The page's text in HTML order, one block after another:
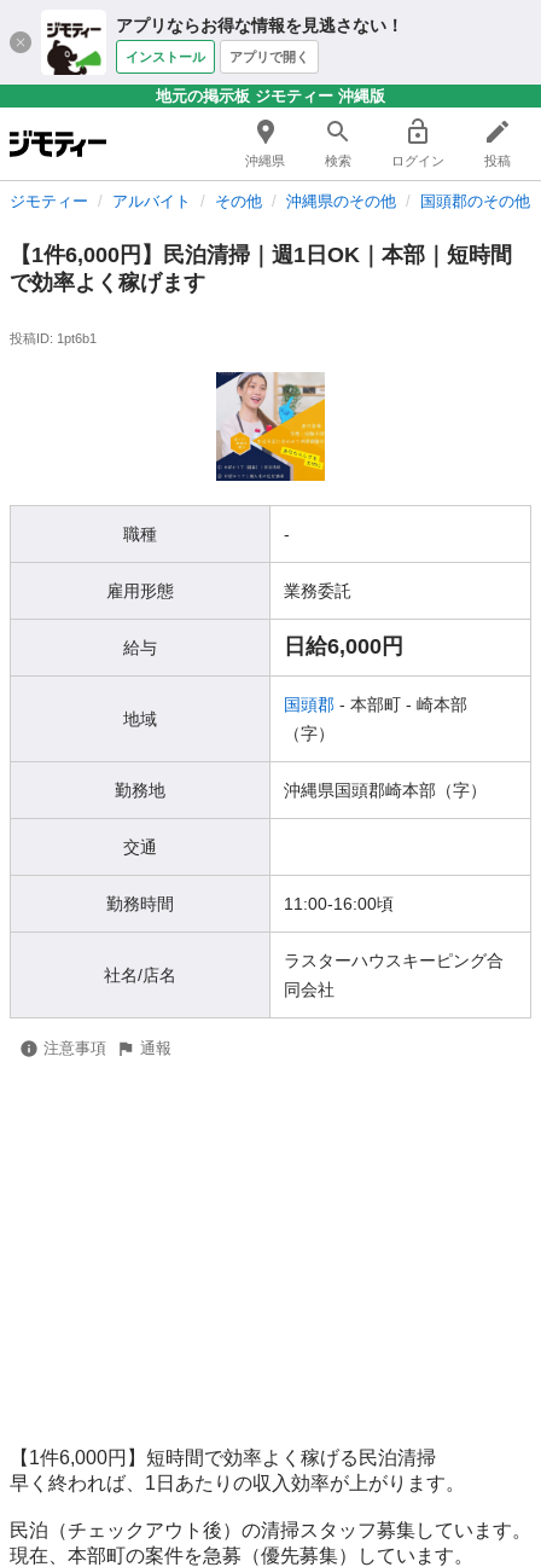
アプリならお得な情報を見逃さない！
インストール アプリで開く
地元の掲示板 ジモティー 沖縄版
沖縄県 検索 ログイン 投稿
ジモティー アルバイト その他 沖縄県のその他 国頭郡のその他
【1件6,000円】民泊清掃｜週1日OK｜本部｜短時間
で効率よく稼げます
投稿ID: 1pt6b1
職種 -
雇用形態 業務委託
給与 日給6,000円
地域
国頭郡 - 本部町 - 崎本部
（字）
勤務地 沖縄県国頭郡崎本部（字）
交通
勤務時間 11:00-16:00頃
社名/店名
ラスターハウスキーピング合
同会社
注意事項 通報
【1件6,000円】短時間で効率よく稼げる民泊清掃
早く終われば、1日あたりの収入効率が上がります。
民泊（チェックアウト後）の清掃スタッフ募集しています。
現在、本部町の案件を急募（優先募集）しています。